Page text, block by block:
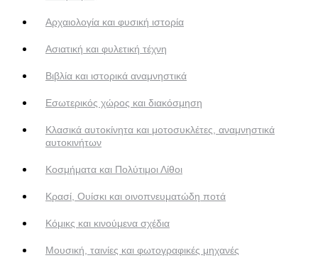
Αρχαιολογία και φυσική ιστορία
Ασιατική και φυλετική τέχνη
Βιβλία και ιστορικά αναμνηστικά
Εσωτερικός χώρος και διακόσμηση
Κλασικά αυτοκίνητα και μοτοσυκλέτες, αναμνηστικά
αυτοκινήτων
Κοσμήματα και Πολύτιμοι Λίθοι
Κρασί, Ουίσκι και οινοπνευματώδη ποτά
Κόμικς και κινούμενα σχέδια
Μουσική, ταινίες και φωτογραφικές μηχανές